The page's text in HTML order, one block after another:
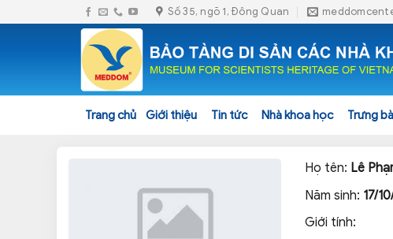
to
Số 35, ngõ 1, Đông Quan
Trang chủ Giới thiệu Tin tức Nhà khoa học Trưng
Họ tên: Lê
Năm sinh: 17/
Giới tính: